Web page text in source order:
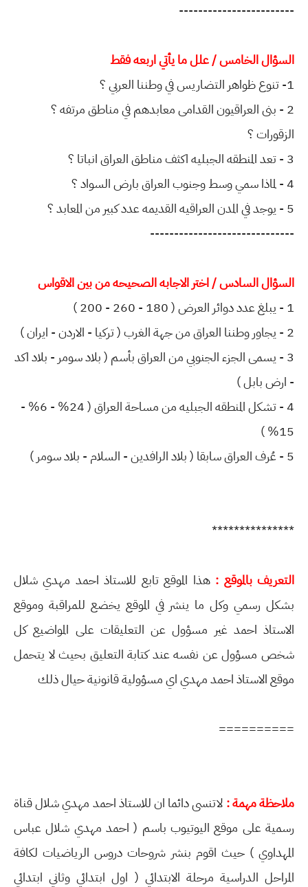
------------------------
السؤال الخامس / علل ما يأتي اربعه فقط
1- تنوع ظواهر التضاريس في وطننا العربي ؟
2 - بنى العراقيون القدامى معابدهم في مناطق مرتفه ؟
الزقورات ؟
3 - تعد المنطقه الجبليه اكثف مناطق العراق انباتا ؟
4 - لماذا سمي وسط وجنوب العراق بارض السواد ؟
5 - يوجد في المدن العراقيه القديمه عدد كبير من المعابد ؟
------------------------------
السؤال السادس / اختر الاجابه الصحيحه من بين الاقواس
1 - يبلغ عدد دوائر العرض ( 180 - 260 - 200 )
2 - يجاور وطننا العراق من جهة الغرب ( تركيا - الاردن - ايران )
3 - يسمى الجزء الجنوبي من العراق بأسم ( بلاد سومر - بلاد اكد
- ارض بابل )
4 - تشكل المنطقه الجبليه من مساحة العراق ( 24% - 6% -
15% )
5 - عُرف العراق سابقا ( بلاد الرافدين - السلام - بلاد سومر )
***************
التعريف بالموقع : هذا الموقع تابع للاستاذ احمد مهدي شلال
بشكل رسمي وكل ما ينشر في الموقع يخضع للمراقبة وموقع
الاستاذ احمد غير مسؤول عن التعليقات على المواضيع كل
شخص مسؤول عن نفسه عند كتابة التعليق بحيث لا يتحمل
موقع الاستاذ احمد مهدي اي مسؤولية قانونية حيال ذلك
==========
ملاحظة مهمة : لاتنسى دائما ان للاستاذ احمد مهدي شلال قناة
رسمية على موقع اليوتيوب باسم ( احمد مهدي شلال عباس
المهداوي ) حيث اقوم بنشر شروحات دروس الرياضيات لكافة
المراحل الدراسية مرحلة الابتدائي ( اول ابتدائي وثاني ابتدائي